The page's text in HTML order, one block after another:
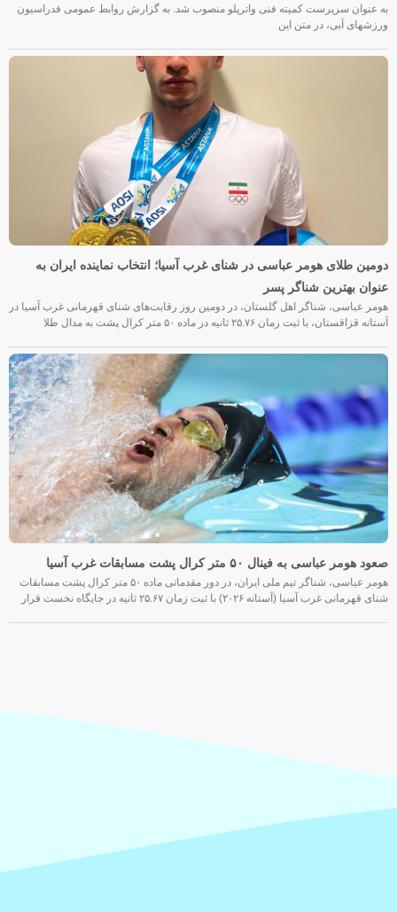
به عنوان سرپرست کمیته فنی واترپلو منصوب شد. به گزارش روابط عمومی فدراسیون
ورزشهای آبی، در متن این
دومین طلای هومر عباسی در شنای غرب آسیا؛ انتخاب نماینده ایران به
عنوان بهترین شناگر پسر
هومر عباسی، شناگر اهل گلستان، در دومین روز رقابت‌های شنای قهرمانی غرب آسیا در
آستانه قزاقستان، با ثبت زمان ۲۵.۷۶ ثانیه در ماده ۵۰ متر کرال پشت به مدال طلا
صعود هومر عباسی به فینال ۵۰ متر کرال پشت مسابقات غرب آسیا
هومر عباسی، شناگر تیم ملی ایران، در دور مقدماتی ماده ۵۰ متر کرال پشت مسابقات
شنای قهرمانی غرب آسیا (آستانه ۲۰۲۶) با ثبت زمان ۲۵.۶۷ ثانیه در جایگاه نخست قرار